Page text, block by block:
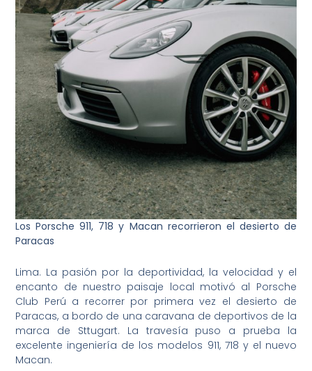
Los Porsche 911, 718 y Macan recorrieron el desierto de
Paracas
Lima. La pasión por la deportividad, la velocidad y el
encanto de nuestro paisaje local motivó al Porsche
Club Perú a recorrer por primera vez el desierto de
Paracas, a bordo de una caravana de deportivos de la
marca de Sttugart. La travesía puso a prueba la
excelente ingeniería de los modelos 911, 718 y el nuevo
Macan.